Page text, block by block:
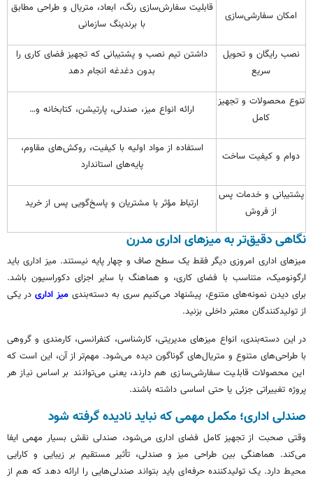
امکان سفارشی‌سازی
قابلیت سفارش‌سازی رنگ، ابعاد، متریال و طراحی مطابق
با برندینگ سازمانی
نصب رایگان و تحویل
سریع
داشتن تیم نصب و پشتیبانی که تجهیز فضای کاری را
بدون دغدغه انجام دهد
تنوع محصولات و تجهیز
کامل
ارائه انواع میز، صندلی، پارتیشن، کتابخانه و…
دوام و کیفیت ساخت
استفاده از مواد اولیه با کیفیت، روکش‌های مقاوم،
پایه‌های استاندارد
پشتیبانی و خدمات پس
از فروش
ارتباط مؤثر با مشتریان و پاسخ‌گویی پس از خرید
نگاهی دقیق‌تر به میزهای اداری مدرن
میزهای اداری امروزی دیگر فقط یک سطح صاف و چهار پایه نیستند. میز اداری باید
ارگونومیک، متناسب با فضای کاری، و هماهنگ با سایر اجزای دکوراسیون باشد.
برای دیدن نمونه‌های متنوع، پیشنهاد می‌کنیم سری به دسته‌بندیمیز اداریدر یکی
از تولیدکنندگان معتبر داخلی بزنید.
در این دسته‌بندی، انواع میزهای مدیریتی، کارشناسی، کنفرانسی، کارمندی و گروهی
با طراحی‌های متنوع و متریال‌های گوناگون دیده می‌شود. مهم‌تر از آن، این است که
این محصولات قابلیت سفارشی‌سازی هم دارند، یعنی می‌توانند بر اساس نیاز هر
پروژه تغییراتی جزئی یا حتی اساسی داشته باشند.
صندلی اداری؛ مکمل مهمی که نباید نادیده گرفته شود
وقتی صحبت از تجهیز کامل فضای اداری می‌شود، صندلی نقش بسیار مهمی ایفا
می‌کند. هماهنگی بین طراحی میز و صندلی، تأثیر مستقیم بر زیبایی و کارایی
محیط دارد. یک تولیدکننده حرفه‌ای باید بتواند صندلی‌هایی را ارائه دهد که هم از